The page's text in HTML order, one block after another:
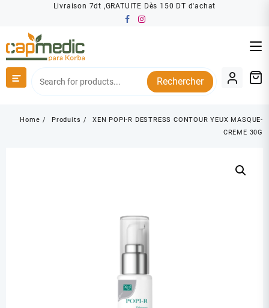
Livraison 7dt ,GRATUITE Dès 150 DT d'achat
Rechercher
Home Produits
XEN POPI-R DESTRESS CONTOUR YEUX MASQUE-
CREME 30G